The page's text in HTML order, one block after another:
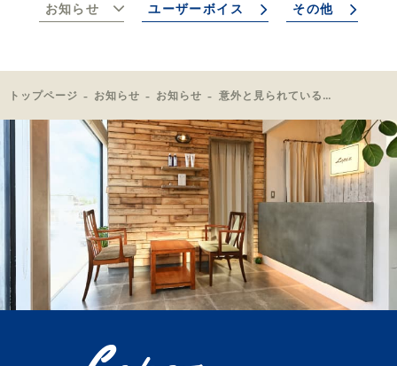
お知らせ ユーザーボイス その他
トップページ お知らせ お知らせ 意外と見られている手の毛